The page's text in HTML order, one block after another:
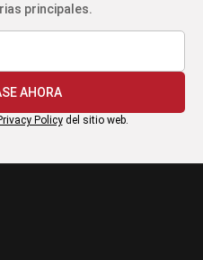
principales.
AHORA
Policydel sitio web.